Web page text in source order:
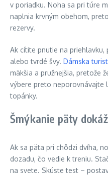
v poriadku. Noha sa pri túre
naplnia krvným obehom,
rezervy.
Ak cítite pnutie na
alebo tvrdé švy. Dámska
mäkšia a pružnejšia, pretože
výbere preto neporovnávajte
topánky.
Šmýkanie päty
Ak sa päta pri chôdzi dvíha,
dozadu, čo vedie k treniu.
na svete. Skúste test –